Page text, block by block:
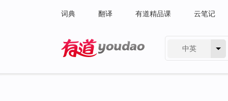
词典 翻译 有道精品课 云笔记
中英